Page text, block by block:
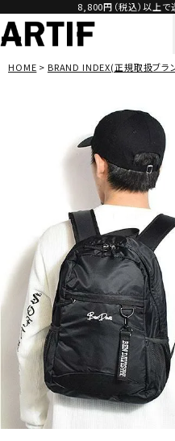
8,800円（税込）以上で
HOME BRAND INDEX(正規取扱ブラ